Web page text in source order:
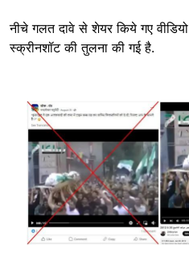
नीचे गलत दावे से शेयर किये गए
स्क्रीनशॉट की तुलना की गई है.
Image